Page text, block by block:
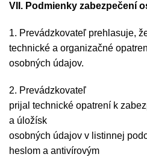
VII. Podmienky zabezpečení
1. Prevádzkovateľ prehlasuje,
technické a organizačné
osobných údajov.
2. Prevádzkovateľ
prijal technické opatrení k
a úložísk
osobných údajov v listinnej
heslom a antivírovým